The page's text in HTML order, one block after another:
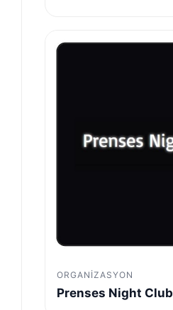
ORGANIZASYON
Prenses Night Club